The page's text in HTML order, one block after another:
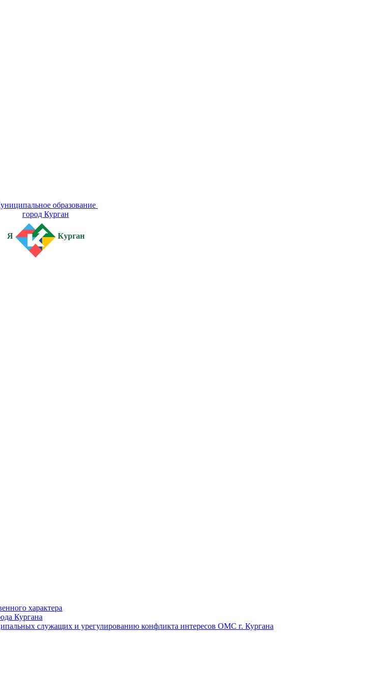
образование
город Курган
Я Курган
характера
Кургана
служащих и урегулированию конфликта интересов ОМС г. Кургана